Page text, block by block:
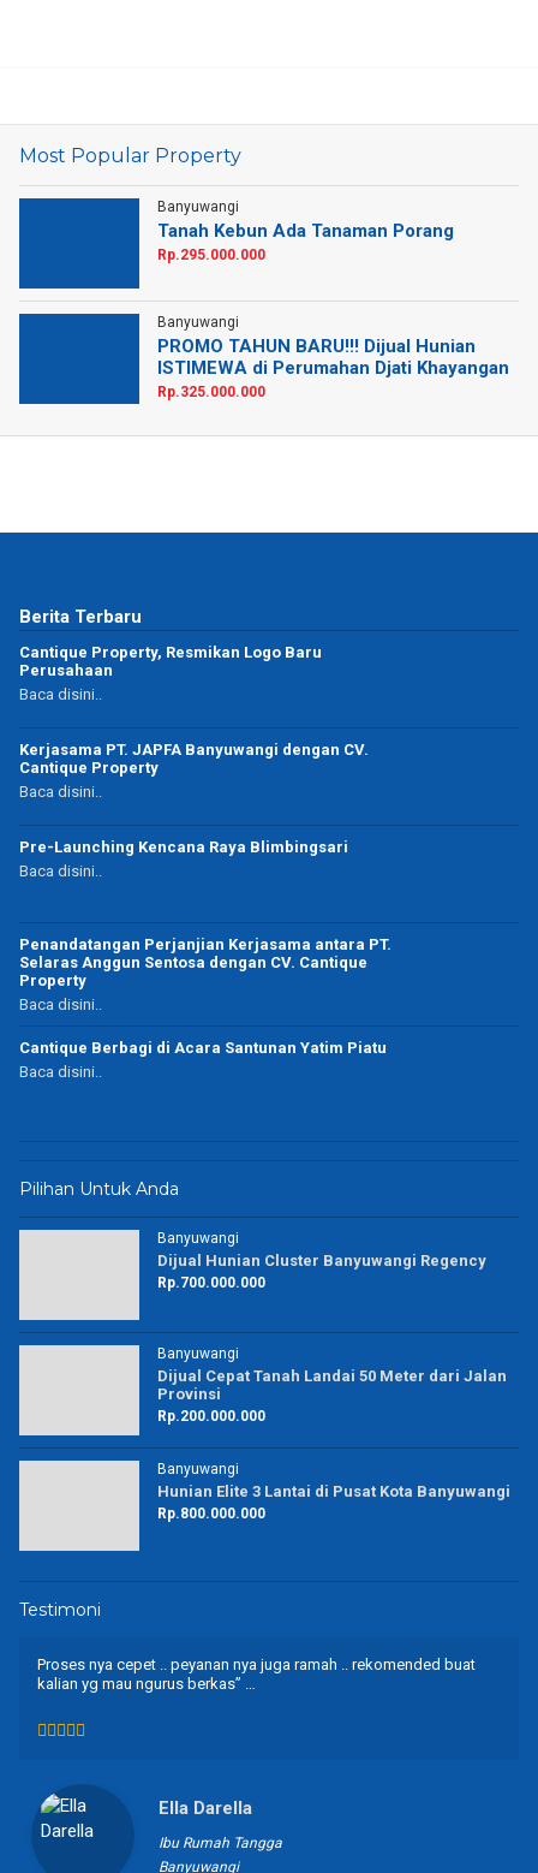
Most Popular Property
Banyuwangi
Tanah Kebun Ada Tanaman Porang
Rp.295.000.000
Banyuwangi
PROMO TAHUN BARU!!! Dijual Hunian
ISTIMEWA di Perumahan Djati Khayangan
Rp.325.000.000
Berita Terbaru
Cantique Property, Resmikan Logo Baru
Perusahaan
Baca disini..
Kerjasama PT. JAPFA Banyuwangi dengan CV.
Cantique Property
Baca disini..
Pre-Launching Kencana Raya Blimbingsari
Baca disini..
Penandatangan Perjanjian Kerjasama antara PT.
Selaras Anggun Sentosa dengan CV. Cantique
Property
Baca disini..
Cantique Berbagi di Acara Santunan Yatim Piatu
Baca disini..
Pilihan Untuk Anda
Banyuwangi
Dijual Hunian Cluster Banyuwangi Regency
Rp.700.000.000
Banyuwangi
Dijual Cepat Tanah Landai 50 Meter dari Jalan
Provinsi
Rp.200.000.000
Banyuwangi
Hunian Elite 3 Lantai di Pusat Kota Banyuwangi
Rp.800.000.000
Testimoni
Proses nya cepet .. peyanan nya juga ramah .. rekomended buat
kalian yg mau ngurus berkas” …
Ella Darella
Ibu Rumah Tangga
Banyuwangi